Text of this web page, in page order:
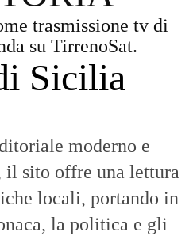
trasmissione tv di
su TirrenoSat.
Sicilia
moderno e
il sito offre una lettura
locali, portando in
la politica e gli